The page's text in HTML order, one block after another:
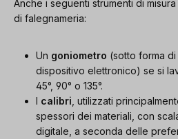
Anche i seguenti strumenti di
di falegnameria:
Un goniometro (sotto forma
dispositivo elettronico) se si
45°, 90° o 135°.
I calibri , utilizzati
spessori dei materiali, con
digitale, a seconda delle